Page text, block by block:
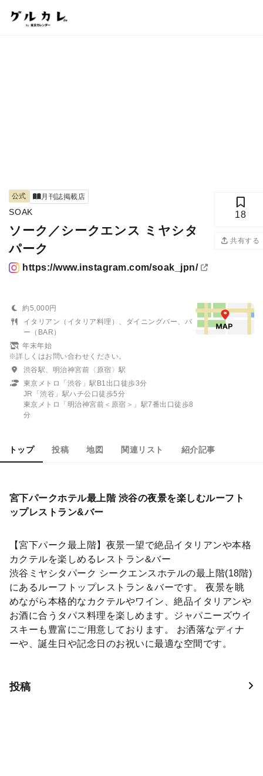
公式 月刊誌掲載店
SOAK
ソーク／シークエンス ミヤシタ
パーク
https://www.instagram.com/soak_jpn/
18
共有する
約5,000円
イタリアン（イタリア料理）、ダイニングバー、バ
ー（BAR）
年末年始
※詳しくはお問い合わせください。
渋谷駅、明治神宮前〈原宿〉駅
東京メトロ「渋谷」駅B1出口徒歩3分
JR「渋谷」駅ハチ公口徒歩5分
東京メトロ「明治神宮前＜原宿＞」駅7番出口徒歩8
分
トップ 投稿 地図 関連リスト 紹介記事
宮下パークホテル最上階 渋谷の夜景を楽しむルーフト
ップレストラン&バー
【宮下パーク最上階】夜景一望で絶品イタリアンや本格
カクテルを楽しめるレストラン&バー
渋谷ミヤシタパーク シークエンスホテルの最上階(18階)
にあるルーフトップレストラン＆バーです。 夜景を眺
めながら本格的なカクテルやワイン、絶品イタリアンや
お酒に合うタパス料理を楽しめます。ジャパニーズウイ
スキーも豊富にご用意しております。 お洒落なディナ
ーや、誕生日や記念日のお祝いに最適な空間です。
投稿